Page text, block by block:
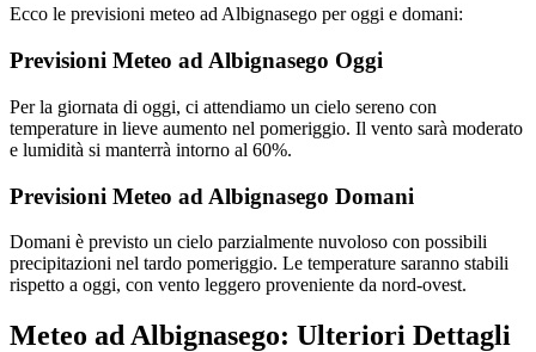
Ecco le previsioni meteo ad Albignasego per oggi e domani:
Previsioni Meteo ad Albignasego Oggi
Per la giornata di oggi, ci attendiamo un cielo sereno con
temperature in lieve aumento nel pomeriggio. Il vento sarà moderato
e lumidità si manterrà intorno al 60%.
Previsioni Meteo ad Albignasego Domani
Domani è previsto un cielo parzialmente nuvoloso con possibili
precipitazioni nel tardo pomeriggio. Le temperature saranno stabili
rispetto a oggi, con vento leggero proveniente da nord-ovest.
Meteo ad Albignasego: Ulteriori Dettagli